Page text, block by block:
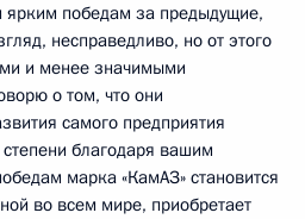
победам за предыдущие,
несправедливо, но от этого
и менее значимыми
о том, что они
самого предприятия
благодаря вашим
марка «КамАЗ» становится
во всем мире, приобретает